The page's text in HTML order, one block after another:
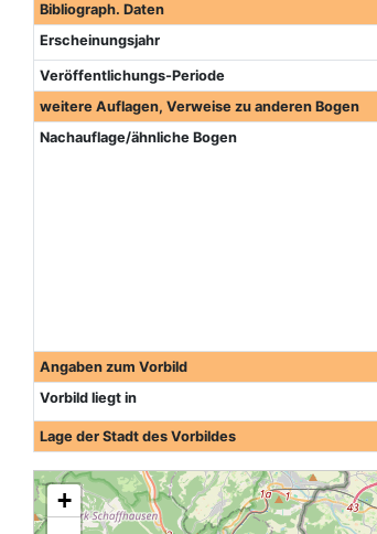
Bibliograph. Daten
Erscheinungsjahr
Veröffentlichungs-Periode
weitere Auflagen, Verweise zu anderen Bogen
Nachauflage/ähnliche Bogen
Angaben zum Vorbild
Vorbild liegt in
Lage der Stadt des Vorbildes
+